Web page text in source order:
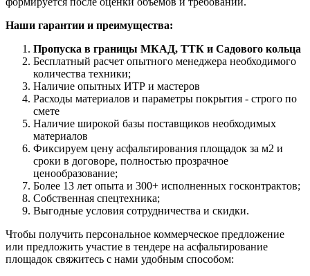
Наши гарантии и преимущества:
Пропуска в границы МКАД, ТТК и Садового кольца
Бесплатный расчет опытного менеджера необходимого
количества техники;
Наличие опытных ИТР и мастеров
Расходы материалов и параметры покрытия - строго по
смете
Наличие широкой базы поставщиков необходимых
материалов
Фиксируем цену асфальтирования площадок за м2 и
сроки в договоре, полностью прозрачное
ценообразование;
Более 13 лет опыта и 300+ исполненных госконтрактов;
Собственная спецтехника;
Выгодные условия сотрудничества и скидки.
Чтобы получить персональное коммерческое предложение
или предложить участие в тендере на асфальтирование
площадок свяжитесь с нами удобным способом: